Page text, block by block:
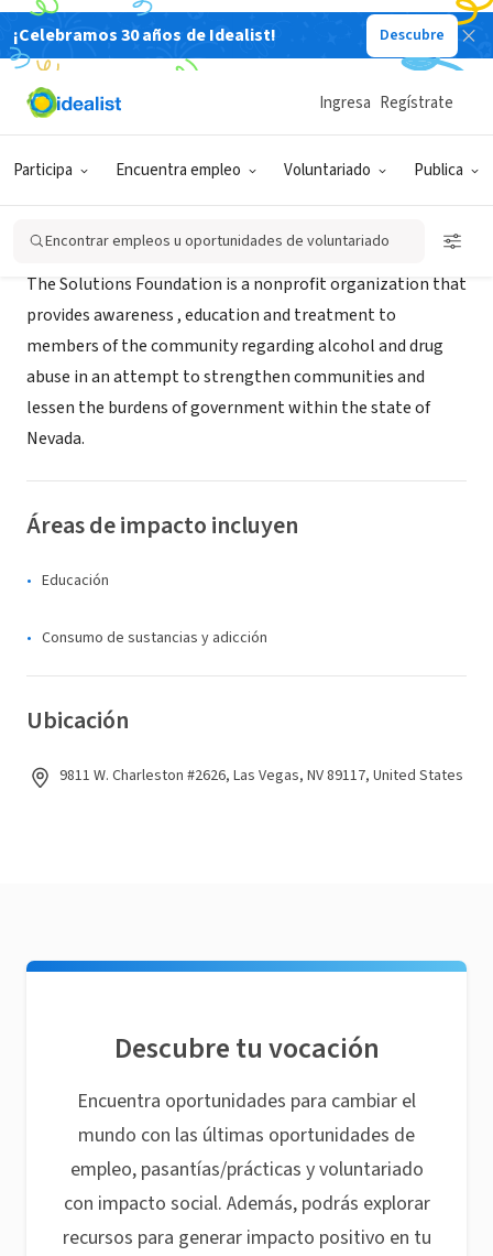
¡Celebramos 30 años de Idealist! Descubre
Participa Encuentra empleo Voluntariado Publica
Ingresa Regístrate
Encontrar empleos u oportunidades de voluntariado
ORGANIZACIÓN SIN FIN DE LUCRO
Solutions Foundation
The Solutions Foundation is a nonprofit organization that
provides awareness , education and treatment to
members of the community regarding alcohol and drug
abuse in an attempt to strengthen communities and
lessen the burdens of government within the state of
Nevada.
Áreas de impacto incluyen
Educación
Consumo de sustancias y adicción
Ubicación
9811 W. Charleston #2626, Las Vegas, NV 89117, United States
Descubre tu vocación
Encuentra oportunidades para cambiar el
mundo con las últimas oportunidades de
empleo, pasantías/prácticas y voluntariado
con impacto social. Además, podrás explorar
recursos para generar impacto positivo en tu